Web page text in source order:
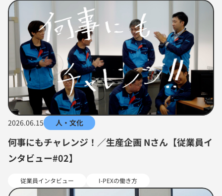
2026.06.15 人・文化
何事にもチャレンジ！／生産企画 Nさん【従業員イ
ンタビュー#02】
従業員インタビュー I-PEXの働き方